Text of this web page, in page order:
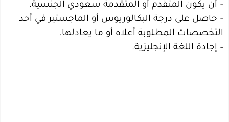
– أن يكون المتقدم أو المتقدمة سعودي الجنسية.
– حاصل على درجة البكالوريوس أو الماجستير في أحد
التخصصات المطلوبة أعلاه أو ما يعادلها.
– إجادة اللغة الإنجليزية.